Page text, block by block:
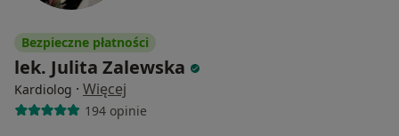
Bezpieczne płatności
lek. Julita Zalewska
Kardiolog · Więcej
194 opinie